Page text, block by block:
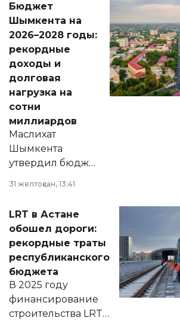
народу
Венесуэлы.
Бюджет
Шымкента на
2026–2028 годы:
рекордные
доходы и
долговая
нагрузка на
сотни
миллиардов
Маслихат
Шымкента
утвердил бюджет
2028 годы.
документ
появился в базе
нормативных
правовых актов и
на сайте маслихат
города.
31 желтоқсан, 13:41
LRT в Астане
обошел дороги:
рекордные траты
республиканского
бюджета
В 2025 году
финансирование
строительства LRT